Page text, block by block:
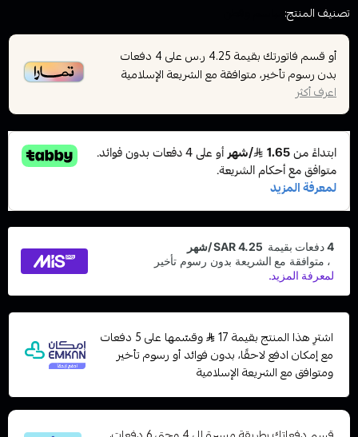
تصنيف المنتج:
أو قسم فاتورتك بقيمة 4.25 ر.س على4 دفعات
بدون رسوم تأخير، متوافقة مع الشريعة الإسلامية
اعرف أكثر
اشترِ هذا المنتج بقيمة 17
وقسّمها على 5 دفعات
مع إمكان ادفع لاحقًا، بدون فوائد أو رسوم تأخير
ومتوافق مع الشريعة الإسلامية